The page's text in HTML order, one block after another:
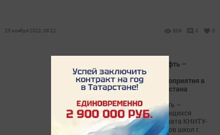
25 ноября 2022, 09:22 809 0 0
Специалисты АО «Транснефть –
Прикамье» провели
профориентационные мероприятия в
учебных заведениях Татарстана
Представители «Транснефть –
Прикамье» ознакомили учащихся
Инженерного лицея-интерната КНИТУ-
КАИ г. Казани и выпускников школ г.